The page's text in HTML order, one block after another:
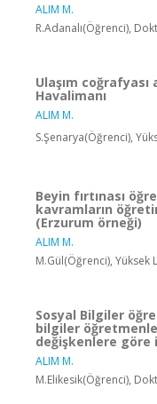
ALIM M.
R.Adanalı(Öğrenci),
Ulaşım coğrafyası
Havalimanı
ALIM M.
S.Şenarya(Öğrenci),
Beyin fırtınası
kavramların
(Erzurum örneği)
ALIM M.
M.Gül(Öğrenci), Yüksek
Sosyal Bilgiler
bilgiler
değişkenlere göre
ALIM M.
M.Elikesik(Öğrenci),